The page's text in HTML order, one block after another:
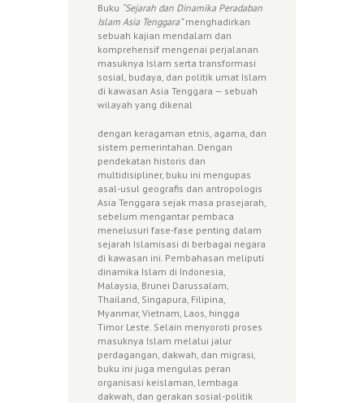
Buku “Sejarah dan Dinamika Peradaban
Islam Asia Tenggara”menghadirkan
sebuah kajian mendalam dan
komprehensif mengenai perjalanan
masuknya Islam serta transformasi
sosial, budaya, dan politik umat Islam
di kawasan Asia Tenggara — sebuah
wilayah yang dikenal
dengan keragaman etnis, agama, dan
sistem pemerintahan. Dengan
pendekatan historis dan
multidisipliner, buku ini mengupas
asal-usul geografis dan antropologis
Asia Tenggara sejak masa prasejarah,
sebelum mengantar pembaca
menelusuri fase-fase penting dalam
sejarah Islamisasi di berbagai negara
di kawasan ini. Pembahasan meliputi
dinamika Islam di Indonesia,
Malaysia, Brunei Darussalam,
Thailand, Singapura, Filipina,
Myanmar, Vietnam, Laos, hingga
Timor Leste. Selain menyoroti proses
masuknya Islam melalui jalur
perdagangan, dakwah, dan migrasi,
buku ini juga mengulas peran
organisasi keislaman, lembaga
dakwah, dan gerakan sosial-politik